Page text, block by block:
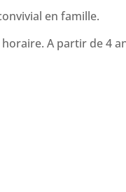
en famille.
A partir de 4